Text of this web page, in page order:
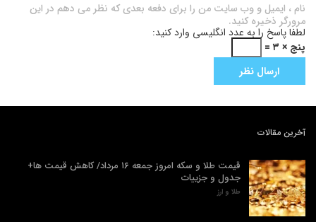
نام ، ایمیل و وب سایت من را برای دفعه بعدی که نظر می دهم در این
مرورگر ذخیره کنید.
لطفا پاسخ را به عدد انگلیسی وارد کنید:
پنج × ۳ =
آخرین مقالات
قیمت طلا و سکه امروز جمعه ۱۶ مرداد/ کاهش قیمت ها+
جدول و جزییات
طلا و ارز